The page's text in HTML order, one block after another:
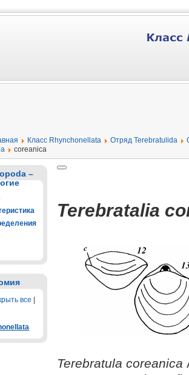
Класс Rhynchonellata Отряд Terebratulida
coreanica
–
все
Terebratalia
Terebratula coreanica